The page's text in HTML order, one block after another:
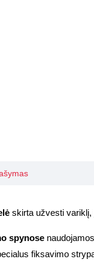
skirta užvesti variklį,
spynose
fiksavimo